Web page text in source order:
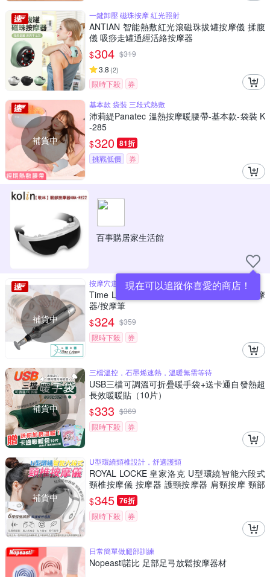
一鍵卸壓 磁珠按摩 紅光照射
ANTIAN 智能熱敷紅光滾磁珠拔罐按摩儀 揉腹
儀 吸痧走罐通經活絡按摩器
$304 $319
3.8 (2)
限時下殺 券
補貨中
基本款 袋裝 三段式熱敷
沛莉緹Panatec 溫熱按摩暖腰帶-基本款-袋裝 K
-285
$320 81折
挑戰低價 券
百事購居家生活館
現在可以追蹤你喜愛的商店！
補貨中
按摩穴道疏氣通血
Time Leisure 便攜多段式智能穴位防潑水按摩
器/按摩筆
$324 $359
限時下殺
券
補貨中
三檔溫控，石墨烯速熱，溫暖無需等待
USB三檔可調溫可折疊暖手袋+送卡通自發熱超
長效暖暖貼（10片）
$333 $369
限時下殺
券
補貨中
U型環繞頸椎設計，舒適護頸
ROYAL LOCKE 皇家洛克 U型環繞智能六段式
頸椎按摩儀 按摩器 護頸按摩器 肩頸按摩 頸部
熱敷 6檔可調 USB充電
$345 76折
限時下殺 券
日常簡單做腿部訓練
Nopeasti諾比 足部足弓放鬆按摩器材